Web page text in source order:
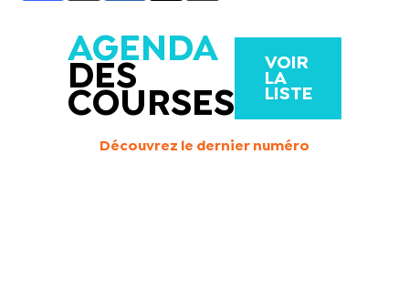
AGENDA
DES
COURSES
VOIR
LA
LISTE
Découvrez le dernier numéro